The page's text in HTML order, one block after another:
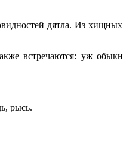
дятла. Из
встречаются: уж
рысь.